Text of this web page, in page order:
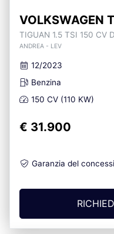
VOLKSWAGEN
TIGUAN 1.5 TSI 150 CV
ANDREA - LEV
12/2023
Benzina
150 CV (110 KW)
€ 31.900
Garanzia del